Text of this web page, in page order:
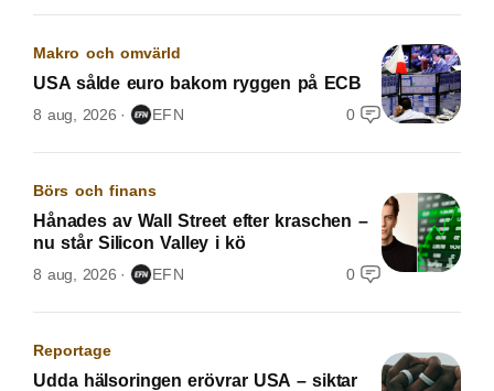
Makro och omvärld
USA sålde euro bakom ryggen på ECB
8 aug, 2026 EFN 0
Börs och finans
Hånades av Wall Street efter kraschen –
nu står Silicon Valley i kö
8 aug, 2026 EFN 0
Reportage
Udda hälsoringen erövrar USA – siktar